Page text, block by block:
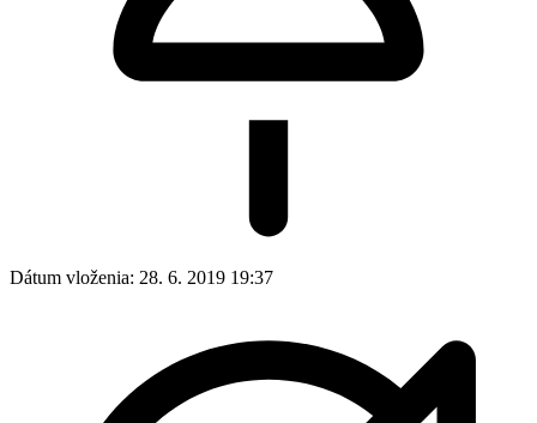
Dátum vloženia: 28. 6. 2019 19:37